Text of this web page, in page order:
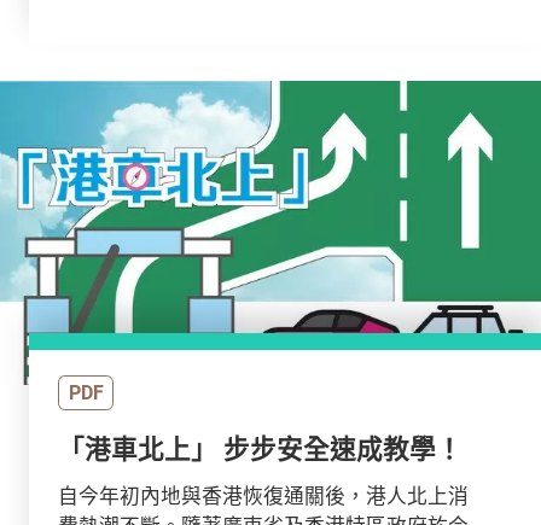
PDF
「港車北上」 步步安全速成教學！
自今年初內地與香港恢復通關後，港人北上消